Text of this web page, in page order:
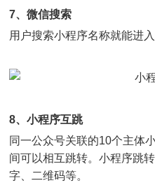
7、微信搜索
用户搜索小程序名称就能进入
8、小程序互跳
同一公众号关联的10个主体
间可以相互跳转。小程序跳
字、二维码等。